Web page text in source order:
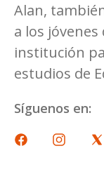
Alan,
a los
institución
estudios de
Síguenos en: